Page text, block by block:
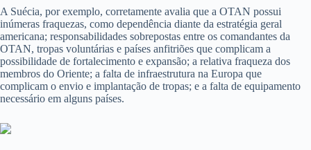
A Suécia, por exemplo, corretamente avalia que a OTAN possui
inúmeras fraquezas, como dependência diante da estratégia geral
americana; responsabilidades sobrepostas entre os comandantes da
OTAN, tropas voluntárias e países anfitriões que complicam a
possibilidade de fortalecimento e expansão; a relativa fraqueza dos
membros do Oriente; a falta de infraestrutura na Europa que
complicam o envio e implantação de tropas; e a falta de equipamento
necessário em alguns países.